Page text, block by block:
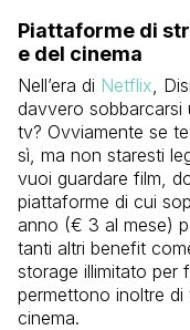
Piattaforme di
e del cinema
Nell’era di Netflix ,
davvero sobbarcarsi
tv? Ovviamente se
sì, ma non staresti
vuoi guardare film,
piattaforme di cui
anno (€ 3 al mese)
tanti altri benefit
storage illimitato per
permettono inoltre di
cinema.